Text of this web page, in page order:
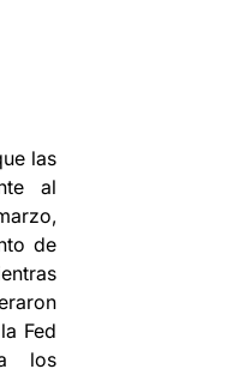
las
al
de
Fed
los